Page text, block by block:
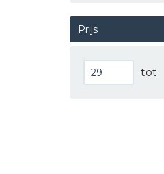
Prijs
Minimale
prijs
tot